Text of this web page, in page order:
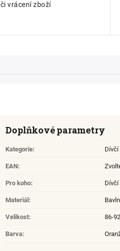
či vrácení zboží
Doplňkové parametry
Kategorie: Dívčí
EAN:
Pro koho: Dívčí
Materiál :
Velikost: 86-92
Barva: